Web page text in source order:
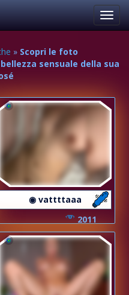
» Scopri le foto
sensuale della sua
◉ vattttaaa
2011